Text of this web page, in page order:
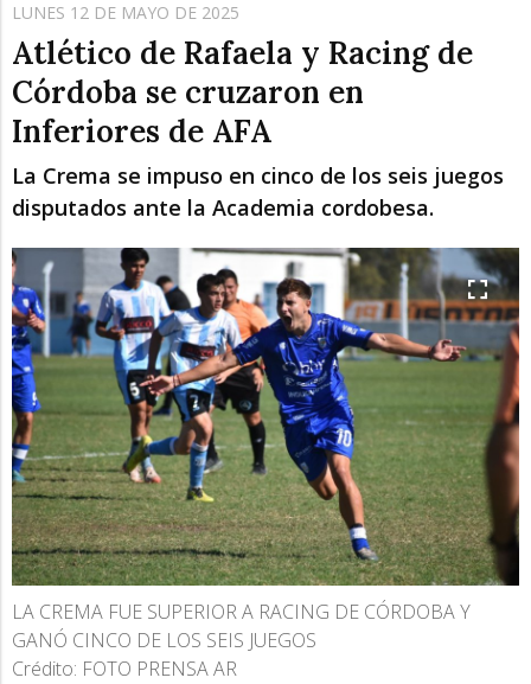
Sáb Dom
LUNES 12 DE MAYO DE 2025
Atlético de Rafaela y Racing de
Córdoba se cruzaron en
Inferiores de AFA
La Crema se impuso en cinco de los seis juegos
disputados ante la Academia cordobesa.
LA CREMA FUE SUPERIOR A RACING DE CÓRDOBA Y
GANÓ CINCO DE LOS SEIS JUEGOS
Crédito: FOTO PRENSA AR